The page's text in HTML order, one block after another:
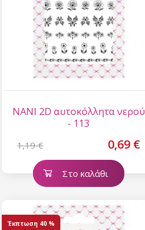
NANI 2D αυτοκόλλητα νερού
- 113
1,19 € 0,69 €
Στο καλάθι
Έκπτωση 40 %